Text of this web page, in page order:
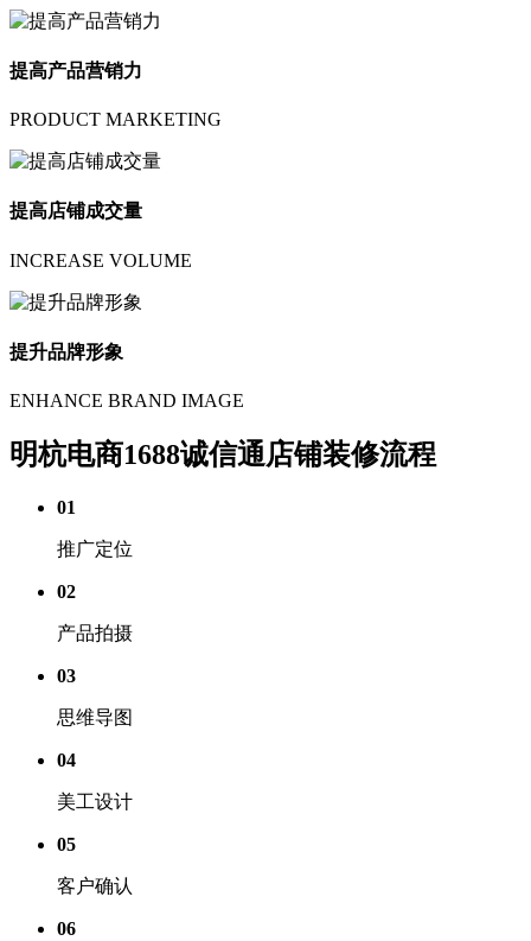
提高产品营销力
PRODUCT MARKETING
提高店铺成交量
INCREASE VOLUME
提升品牌形象
ENHANCE BRAND IMAGE
明杭电商1688诚信通店铺装修流程
01
推广定位
02
产品拍摄
03
思维导图
04
美工设计
05
客户确认
06